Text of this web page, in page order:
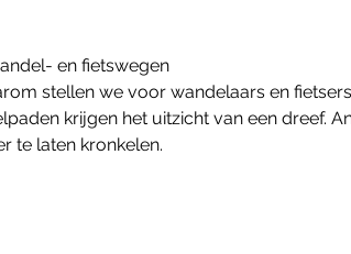
en fietswegen
stellen we voor wandelaars en
krijgen het uitzicht van een dreef.
te laten kronkelen.